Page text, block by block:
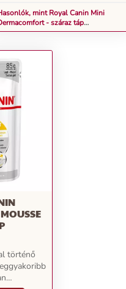
mint Royal Canin Mini
- száraz táp
hajlamos, kistestű
történő